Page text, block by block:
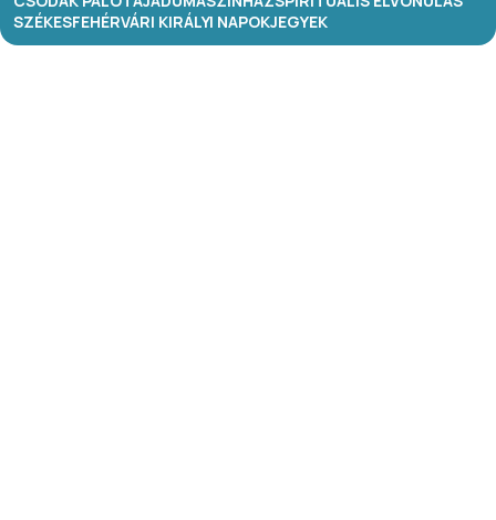
SZÉKESFEHÉRVÁRI KIRÁLYI NAPOKJEGYEK